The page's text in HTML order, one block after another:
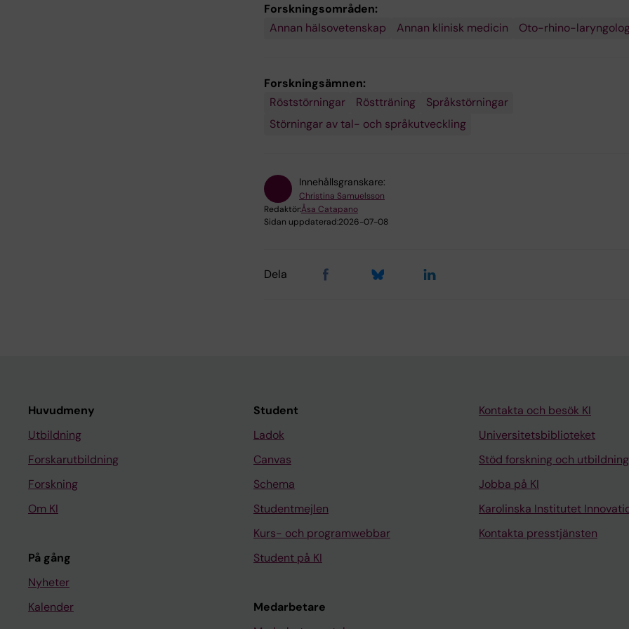
Forskningsområden:
Annan hälsovetenskap
Annan klinisk medicin Oto-rhino-
Forskningsämnen:
Röststörningar
Röstträning
Språkstörningar
Störningar av tal- och språkutveckling
Innehållsgranskare:
Christina Samuelsson
Redaktör:Åsa Catapano
Sidan uppdaterad:2026-07-08
Dela
Huvudmeny
Utbildning
Forskarutbildning
Forskning
Om KI
På gång
Nyheter
Kalender
Student
Ladok
Canvas
Schema
Studentmejlen
Kurs- och programwebbar
Student på KI
Medarbetare
Kontakta och besök KI
Universitetsbiblioteket
Stöd forskning och utbildning
Jobba på KI
Karolinska Institutet
Kontakta presstjänsten